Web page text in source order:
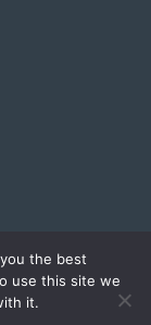
the best
use this site we
it.